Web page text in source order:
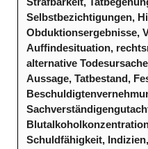
Selbstbezichtigungen,
Obduktionsergebnisse,
Auffindesituation,
alternative
Aussage, Tatbestand,
Schuldfähigkeit,